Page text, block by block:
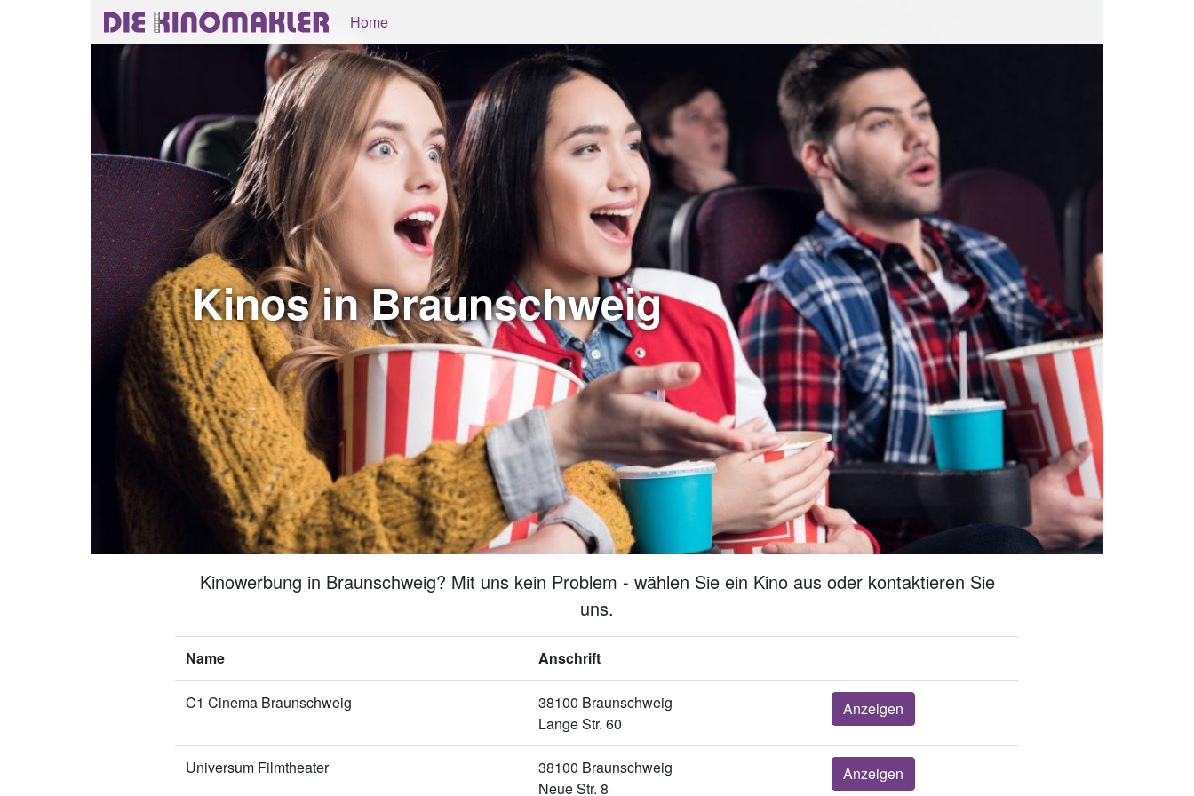
Home
Kinos in Braunschweig
Kinowerbung in Braunschweig? Mit uns kein Problem - wählen Sie ein Kino aus oder kontaktieren Sie
uns.
Name Anschrift
C1 Cinema Braunschweig
38100 Braunschweig
Lange Str. 60
Anzeigen
Universum Filmtheater
38100 Braunschweig
Neue Str. 8
Anzeigen